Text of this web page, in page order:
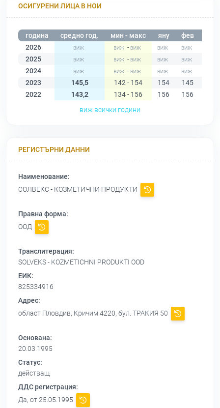
ОСИГУРЕНИ ЛИЦА В НОИ
година средно год. мин - макс яну фев
2026
-
2025
-
2024
-
2023
145,5 142 - 154 154 145
2022
143,2 134 - 156 156 156
виж всички години
РЕГИСТЪРНИ ДАННИ
Наименование:
СОЛВЕКС - КОЗМЕТИЧНИ ПРОДУКТИ
Правна форма:
ООД
Транслитерация:
SOLVEKS - KOZMETICHNI PRODUKTI OOD
ЕИК:
825334916
Адрес:
област Пловдив, Кричим 4220, бул. ТРАКИЯ 50
Основана:
20.03.1995
Статус:
действащ
ДДС регистрация:
Да, от 25.05.1995